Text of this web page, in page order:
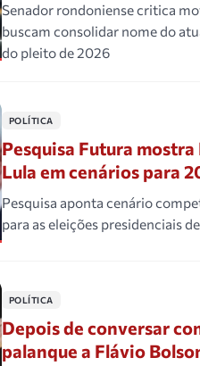
Senador rondoniense critica
buscam consolidar nome do
do pleito de 2026
POLÍTICA
Pesquisa Futura
Lula em cenários para
Pesquisa aponta cenário
para as eleições presidenciais
POLÍTICA
Depois de conversar
palanque a Flávio